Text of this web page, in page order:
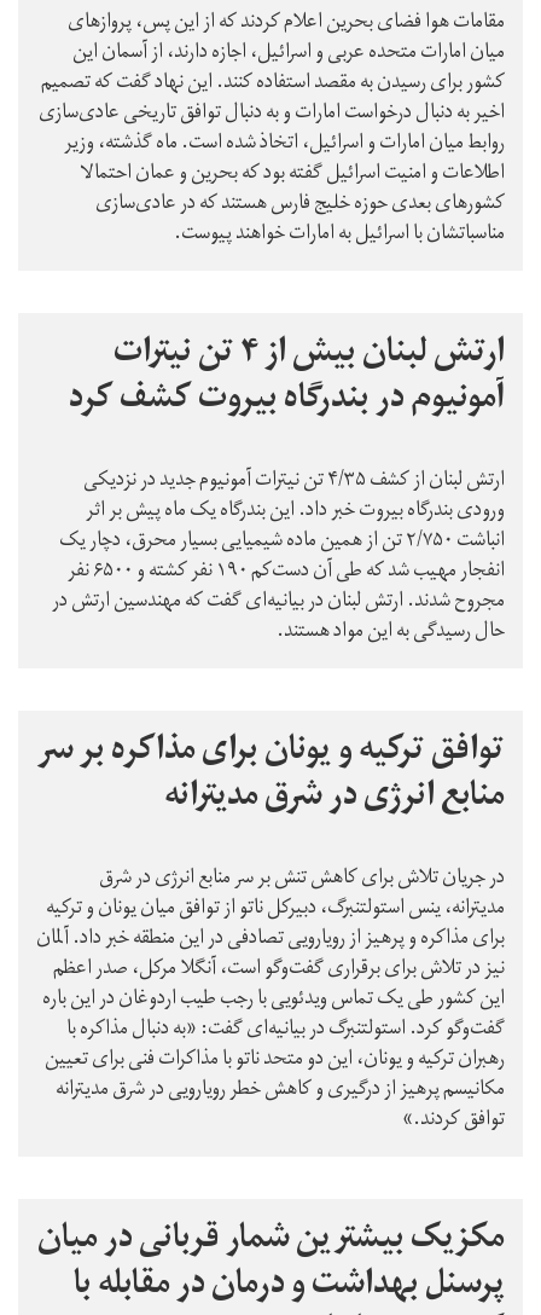
مقامات هوا فضای بحرین اعلام کردند که از این پس، پروازهای
میان امارات متحده عربی و اسرائیل، اجازه دارند، از آسمان این
کشور برای رسیدن به مقصد استفاده کنند. این نهاد گفت که تصمیم
‌اخیر به دنبال درخواست امارات و به دنبال توافق تاریخی عادی‌سازی
روابط میان امارات و اسرائیل، اتخاذ شده است. ماه گذشته، وزیر
اطلاعات و امنیت اسرائیل گفته بود که بحرین و عمان احتمالا
کشورهای بعدی حوزه خلیج فارس هستند که در عادی‌سازی
مناسباتشان با اسرائیل به امارات خواهند پیوست.
ارتش لبنان بیش از ۴ تن نیترات
آمونیوم در بندرگاه بیروت کشف کرد
ارتش لبنان از کشف ۴/۳۵ تن نیترات آمونیوم جدید در نزدیکی
ورودی بندرگاه بیروت خبر داد. این بندرگاه یک ماه پیش بر اثر
انباشت ۲/۷۵۰ تن از همین ماده شیمیایی بسیار محرق، دچار یک
انفجار مهیب شد که طی آن دست‌کم ۱۹۰ نفر کشته و ۶۵۰۰ نفر
مجروح شدند. ارتش لبنان در بیانیه‌ای گفت که مهندسین ارتش در
حال رسیدگی به این مواد هستند.
توافق ترکیه و یونان برای مذاکره بر سر
منابع انرژی در شرق مدیترانه
در جریان تلاش برای کاهش تنش بر سر منابع انرژی در شرق
مدیترانه، ینس استولتنبرگ، دبیرکل ناتو از توافق میان یونان و ترکیه
برای مذاکره و پرهیز از رویارویی تصادفی در این منطقه خبر داد. آلمان
نیز در تلاش برای برقراری گفت‌وگو است، آنگلا مرکل، صدر اعظم
این کشور طی یک تماس ویدئویی با رجب طیب اردوغان در این باره
گفت‌وگو کرد. استولتنبرگ در بیانیه‌ای گفت:‌ «به دنبال مذاکره با
رهبران ترکیه و یونان، این دو متحد ناتو با مذاکرات فنی برای تعیین
مکانیسم پرهیز از درگیری و کاهش خطر رویارویی در شرق مدیترانه
توافق کردند.»
مکزیک بیشترین شمار قربانی در میان
پرسنل بهداشت و درمان در مقابله با